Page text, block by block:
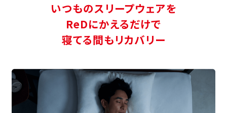
いつものスリープウェアを
ReDにかえるだけで
寝てる間もリカバリー